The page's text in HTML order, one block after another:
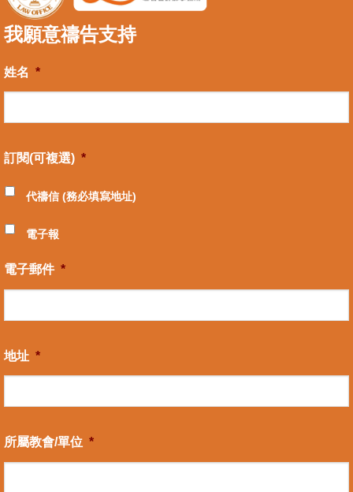
我願意禱告支持
姓名 *
訂閱(可複選) *
代禱信 (務必填寫地址)
電子報
電子郵件 *
地址 *
所屬教會/單位 *